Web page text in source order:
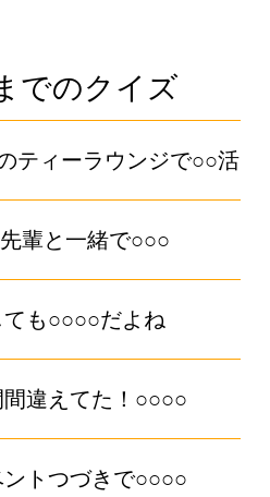
でのクイズ
ティーラウンジで○○活
輩と一緒で○○○
も○○○○だよね
違えてた！○○○○
トつづきで○○○○